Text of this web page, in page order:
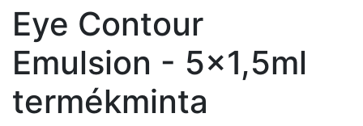
Eye Contour
Emulsion - 5x1,5ml
termékminta